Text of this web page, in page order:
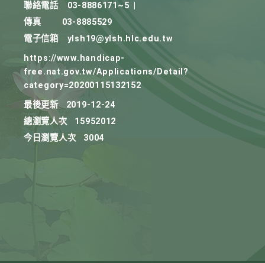
聯絡電話
03-8886171~5
傳真
03-8885529
電子信箱
ylsh19@ylsh.hlc.edu.tw
https://www.handicap-
free.nat.gov.tw/Applications/Detail?
category=20200115132152
最後更新
2019-12-24
總瀏覽人次
15952012
今日瀏覽人次
3004